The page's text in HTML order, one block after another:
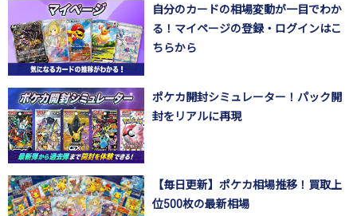
自分のカードの相場変動が一目でわか
る！マイページの登録・ログインはこ
ちらから
ポケカ開封シミュレーター！パック開
封をリアルに再現
【毎日更新】ポケカ相場推移！買取上
位500枚の最新相場